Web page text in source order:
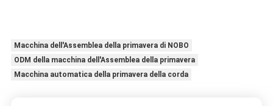
Macchina dell'Assemblea della primavera di NOBO
ODM della macchina dell'Assemblea della primavera
Macchina automatica della primavera della corda